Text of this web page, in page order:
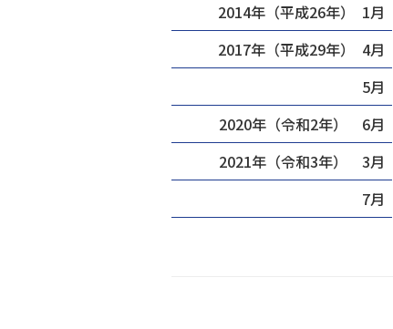
2014年（平成26年） 1月
2017年（平成29年） 4月
5月
2020年（令和2年） 6月
2021年（令和3年） 3月
7月